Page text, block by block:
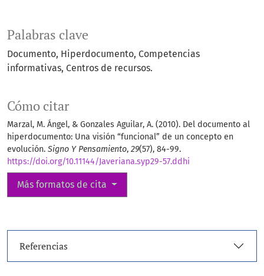
Palabras clave
Documento Hiperdocumento Competencias
informativas Centros de recursos.
Cómo citar
Marzal, M. Ángel, & Gonzales Aguilar, A. (2010). Del documento al
hiperdocumento: Una visión “funcional” de un concepto en
evolución. Signo Y Pensamiento, 29(57), 84-99.
https://doi.org/10.11144/Javeriana.syp29-57.ddhi
Más formatos de cita
Referencias